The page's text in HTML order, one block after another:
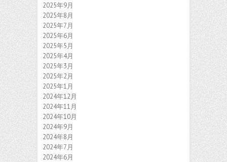
2025年9月
2025年8月
2025年7月
2025年6月
2025年5月
2025年4月
2025年3月
2025年2月
2025年1月
2024年12月
2024年11月
2024年10月
2024年9月
2024年8月
2024年7月
2024年6月